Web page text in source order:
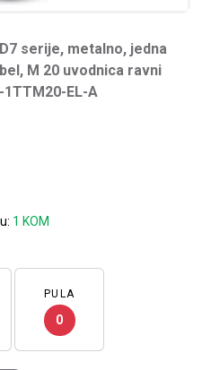
serije, metalno, jedna
M 20 uvodnica ravni
1TTM20-EL-A
1 KOM
PULA
0